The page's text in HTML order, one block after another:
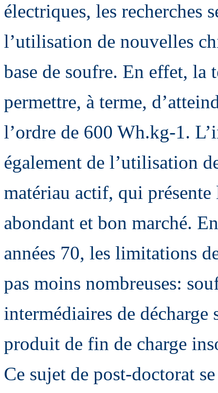
électriques, les recherches
l’utilisation de nouvelles
base de soufre. En effet,
permettre, à terme,
l’ordre de 600 Wh.kg-1.
également de l’utilisation
matériau actif, qui présente
abondant et bon marché.
années 70, les limitations
pas moins nombreuses:
intermédiaires de
produit de fin de charge
Ce sujet de post-doctorat